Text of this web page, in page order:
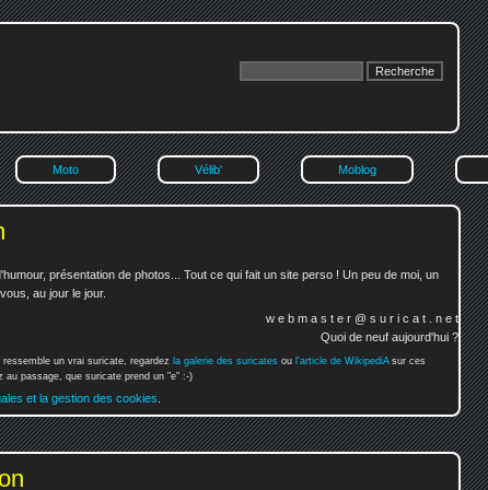
Moto Vélib' Moblog
présentation de photos... Tout ce qui fait un site perso ! Un peu de moi, un
au jour le jour.
w e b m a s t e r @ s u r i c a t . n e t
Quoi de neuf aujourd'hui ?
un vrai suricate, regardez la galerie des suricates ou l'article de WikipediAsur ces
au passage, que suricate prend un "e" :-)
et la gestion des cookies